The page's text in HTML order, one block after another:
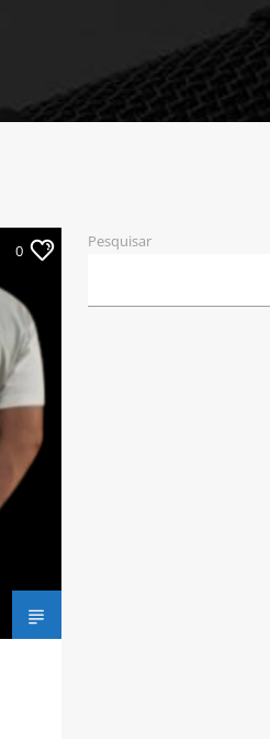
0 Pesquisar